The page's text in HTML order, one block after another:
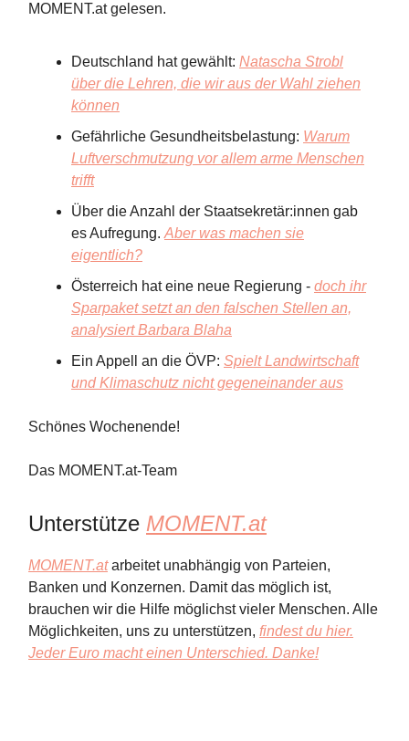
MOMENT.at gelesen.
Deutschland hat gewählt: Natascha Strobl
über die Lehren, die wir aus der Wahl ziehen
können
Gefährliche Gesundheitsbelastung: Warum
Luftverschmutzung vor allem arme Menschen
trifft
Über die Anzahl der Staatsekretär:innen gab
es Aufregung. Aber was machen sie
eigentlich?
Österreich hat eine neue Regierung - doch ihr
Sparpaket setzt an den falschen Stellen an,
analysiert Barbara Blaha
Ein Appell an die ÖVP: Spielt Landwirtschaft
und Klimaschutz nicht gegeneinander aus
Schönes Wochenende!
Das MOMENT.at-Team
Unterstütze MOMENT.at
MOMENT.atarbeitet unabhängig von Parteien,
Banken und Konzernen. Damit das möglich ist,
brauchen wir die Hilfe möglichst vieler Menschen. Alle
Möglichkeiten, uns zu unterstützen, findest du hier.
Jeder Euro macht einen Unterschied. Danke!